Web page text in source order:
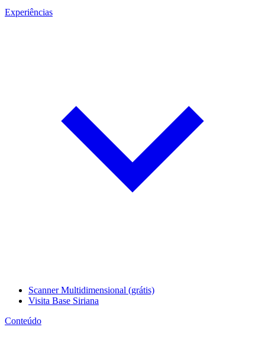
Experiências
Scanner Multidimensional (grátis)
Visita Base Siriana
Conteúdo